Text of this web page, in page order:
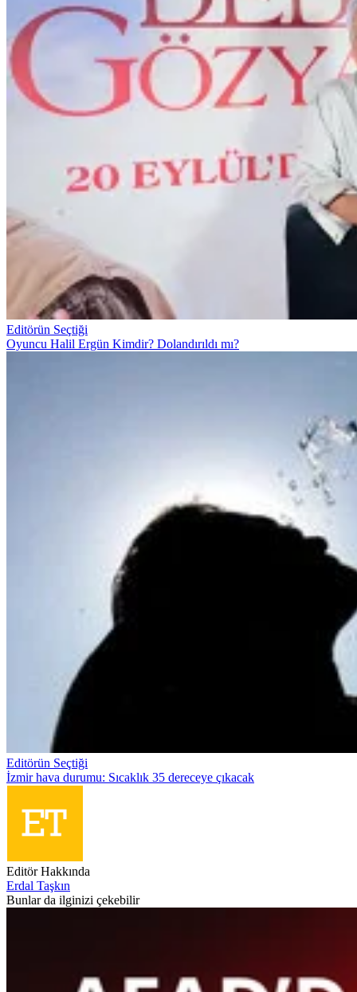
Editörün Seçtiği
Oyuncu Halil Ergün Kimdir? Dolandırıldı mı?
Editörün Seçtiği
İzmir hava durumu: Sıcaklık 35 dereceye çıkacak
Editör Hakkında
Erdal Taşkın
Bunlar da ilginizi çekebilir